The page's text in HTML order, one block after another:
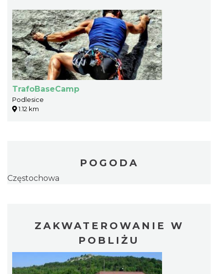
TrafoBaseCamp
Podlesice
1.12 km
POGODA
Częstochowa
ZAKWATEROWANIE W
POBLIŻU